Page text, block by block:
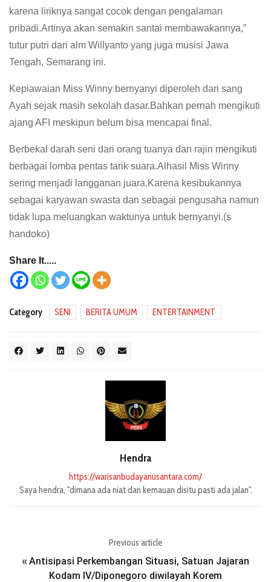
karena liriknya sangat cocok dengan pengalaman
pribadi.Artinya akan semakin santai membawakannya,”
tutur putri dari alm Willyanto yang juga musisi Jawa
Tengah, Semarang ini.
Kepiawaian Miss Winny bernyanyi diperoleh dari sang
Ayah sejak masih sekolah dasar.Bahkan pernah mengikuti
ajang AFI meskipun belum bisa mencapai final.
Berbekal darah seni dari orang tuanya dan rajin mengikuti
berbagai lomba pentas tarik suara.Alhasil Miss Winny
sering menjadi langganan juara.Karena kesibukannya
sebagai karyawan swasta dan sebagai pengusaha namun
tidak lupa meluangkan waktunya untuk bernyanyi.(s
handoko)
Share It.....
Category SENI BERITA UMUM ENTERTAINMENT
Hendra
https://warisanbudayanusantara.com/
Saya hendra, "dimana ada niat dan kemauan disitu pasti ada jalan".
Previous article
« Antisipasi Perkembangan Situasi, Satuan Jajaran
Kodam IV/Diponegoro diwilayah Korem